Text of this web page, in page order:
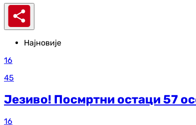
Најновије
16
45
Језиво! Посмртни остаци 57
16